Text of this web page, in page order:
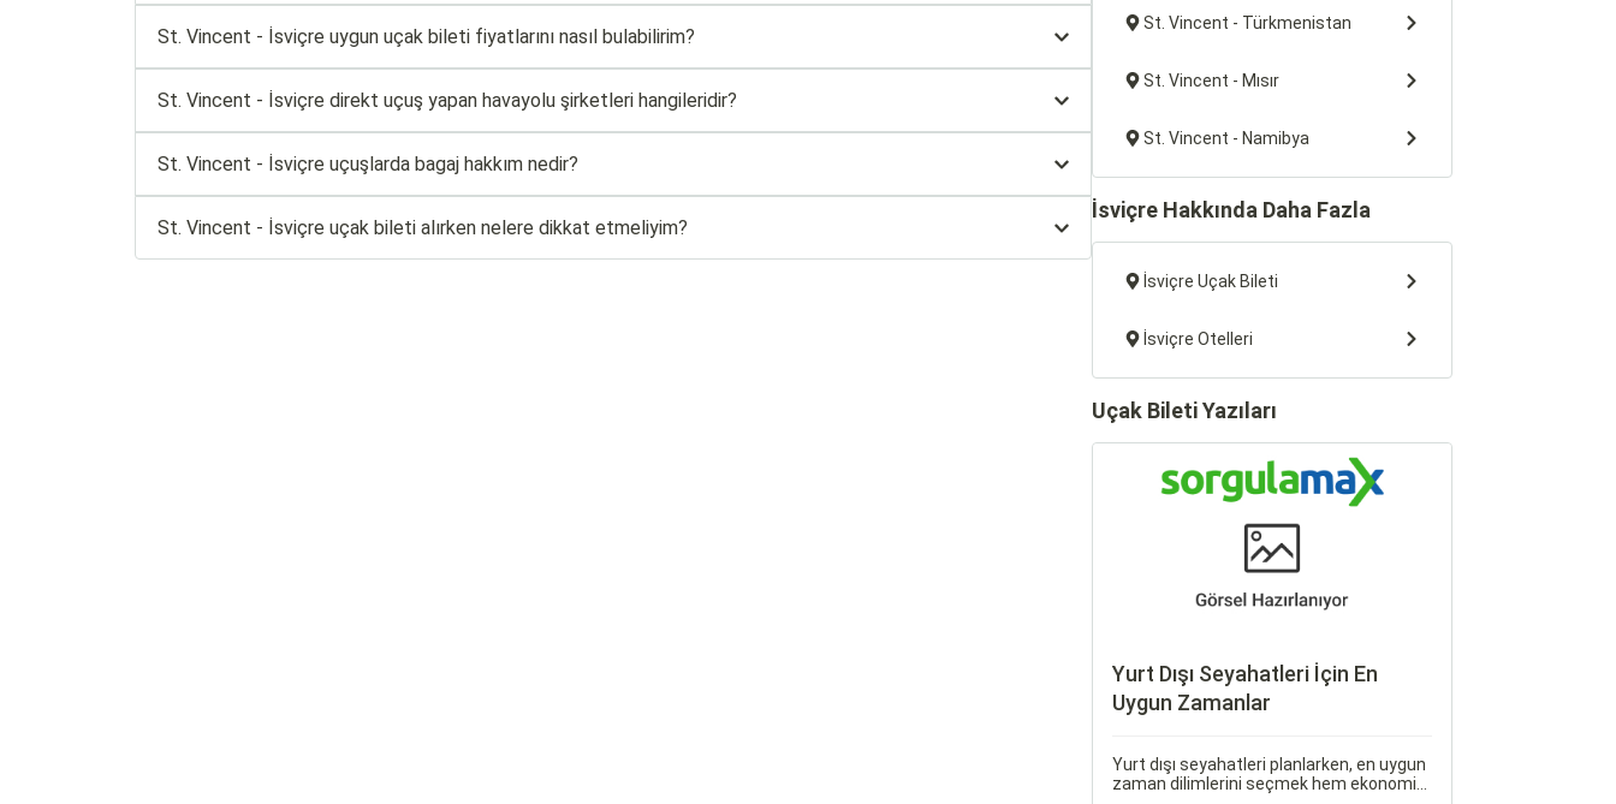
St. Vincent - İsviçre uygun uçak bileti fiyatlarını nasıl bulabilirim?
St. Vincent - İsviçre direkt uçuş yapan havayolu şirketleri hangileridir?
St. Vincent - İsviçre uçuşlarda bagaj hakkım nedir?
St. Vincent - İsviçre uçak bileti alırken nelere dikkat etmeliyim?
St. Vincent - Türkmenistan
St. Vincent - Mısır
St. Vincent - Namibya
İsviçre Hakkında Daha Fazla
İsviçre Uçak Bileti
İsviçre Otelleri
Uçak Bileti Yazıları
Yurt Dışı Seyahatleri İçin En
Uygun Zamanlar
Yurt dışı seyahatleri planlarken, en uygun
zaman dilimlerini seçmek hem ekonomik